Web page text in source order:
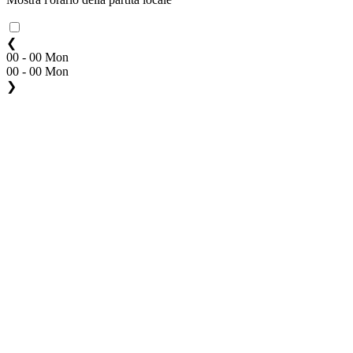
❮
00 - 00 Mon
00 - 00 Mon
❯